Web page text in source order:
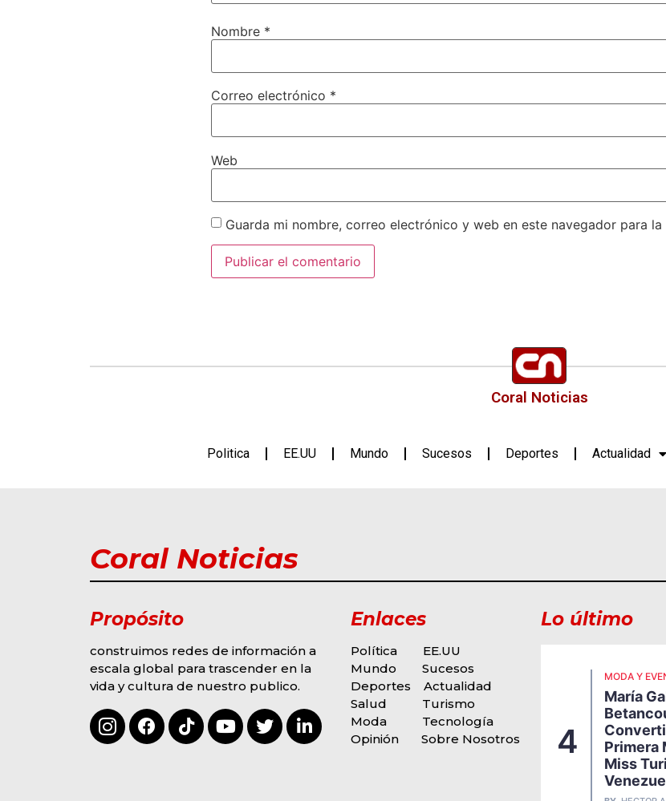
Nombre *
Correo electrónico *
Web
Guarda mi nombre, correo electrónico y web en este navegador para
Coral Noticias
Politica EE.UU Mundo Sucesos Deportes Actualidad
Coral Noticias
Propósito
construimos redes de información a
escala global para trascender en la
vida y cultura de nuestro publico.
Enlaces
Política
EE.UU
Mundo
Sucesos
Deportes
Actualidad
Salud
Turismo
Moda
Tecnología
Opinión
Sobre Nosotros
Lo último
MODA Y EVENTOS
OMAR COLINA
DERROCHA TALENTO
EN “SOY LA VOZ USA”
3
MODA Y EVENTOS
Gigi Borrelli Presenta
Su Nueva Propuesta
Musical, Una Explosiva
Fusión De Funk, Soul Y
4
MODA Y
María
Primera
Miss